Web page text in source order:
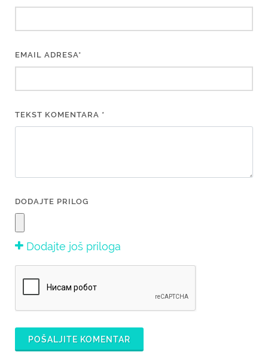
EMAIL ADRESA*
TEKST KOMENTARA *
DODAJTE PRILOG
Dodajte još priloga
POŠALJITE KOMENTAR